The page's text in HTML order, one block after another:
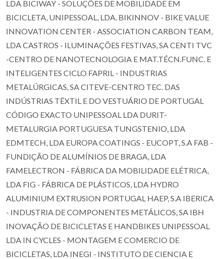
LDA BICIWAY - SOLUÇÕES DE MOBILIDADE EM
BICICLETA, UNIPESSOAL, LDA. BIKINNOV - BIKE VALUE
INNOVATION CENTER - ASSOCIATION CARBON TEAM,
LDA CASTROS - ILUMINAÇÕES FESTIVAS, SA CENTI TVC
-CENTRO DE NANOTECNOLOGIA E MAT.TÉCN.FUNC. E
INTELIGENTES CICLO FAPRIL - INDUSTRIAS
METALÚRGICAS, SA CITEVE-CENTRO TEC. DAS
INDÚSTRIAS TÊXTIL E DO VESTUÁRIO DE PORTUGAL
CÓDIGO EXACTO UNIPESSOAL LDA DURIT-
METALURGIA PORTUGUESA TUNGSTENIO, LDA
EDMTECH, LDA EUROPA COATINGS - EUCOPT, S.A FAB -
FUNDIÇÃO DE ALUMÍNIOS DE BRAGA, LDA
FAMELECTRON - FÁBRICA DA MOBILIDADE ELÉTRICA,
LDA FIG - FÁBRICA DE PLÁSTICOS, LDA HYDRO
ALUMINIUM EXTRUSION PORTUGAL HAEP, S.A IBERICA
- INDUSTRIA DE COMPONENTES METÁLICOS, SA IBH
INOVAÇÃO DE BICICLETAS E HANDBIKES UNIPESSOAL
LDA IN CYCLES - MONTAGEM E COMERCIO DE
BICICLETAS, LDA INEGI - INSTITUTO DE CIENCIA E